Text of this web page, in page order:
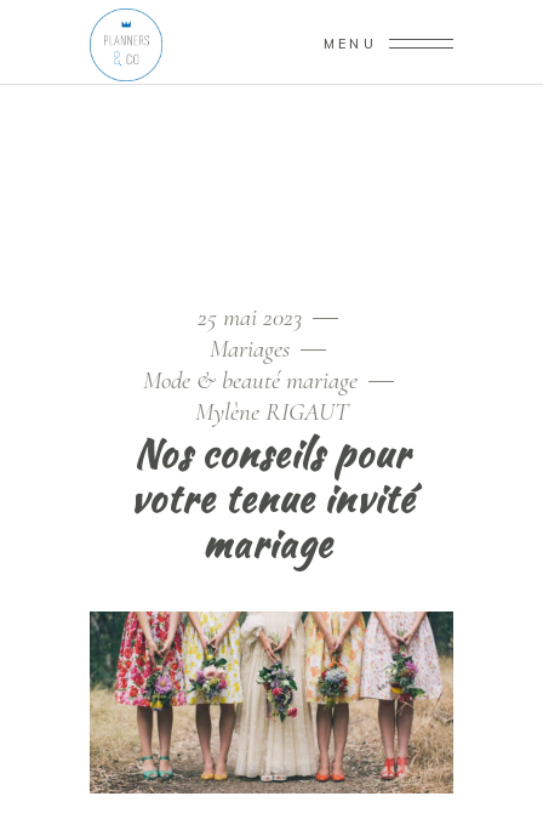
MENU
25 mai 2023
Mariages
Mode & beauté mariage
Mylène RIGAUT
Nos conseils pour
votre tenue invité
mariage